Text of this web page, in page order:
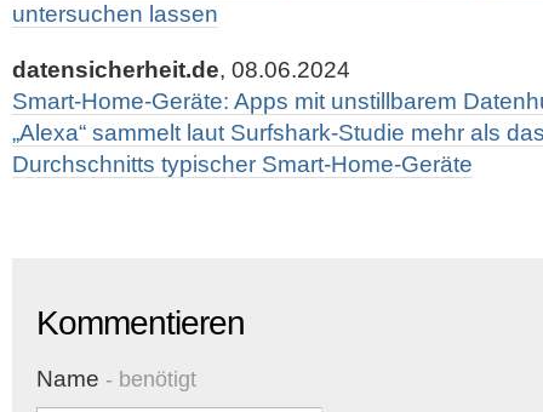
untersuchen lassen
datensicherheit.de, 08.06.2024
Smart-Home-Geräte: Apps mit unstillbarem
„Alexa“ sammelt laut Surfshark-Studie mehr als
Durchschnitts typischer Smart-Home-Geräte
Kommentieren
Name - benötigt